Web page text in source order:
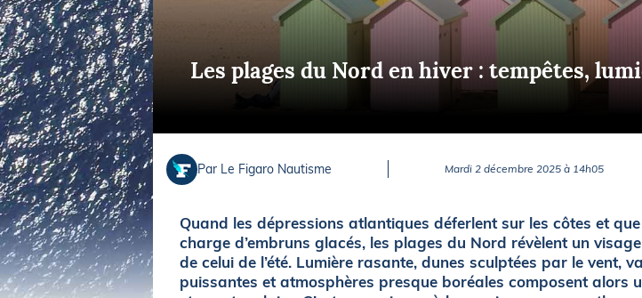
Les plages du Nord en hiver : tempêtes,
Par Le Figaro Nautisme Mardi 2 décembre 2025 à 14h05
Quand les dépressions atlantiques déferlent sur les côtes et que
charge d’embruns glacés, les plages du Nord révèlent un
de celui de l’été. Lumière rasante, dunes sculptées par le vent,
puissantes et atmosphères presque boréales composent alors